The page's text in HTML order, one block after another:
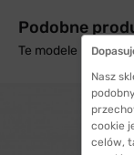
Podobne
Te modele mogą
Nasz
cookie
celów,